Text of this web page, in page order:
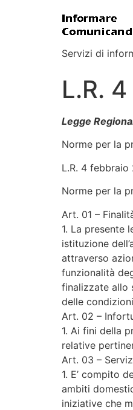
Servizi di
L.R.
Legge
Norme per la
L.R. 4
Norme per la
Art. 01 –
1. La presente
istituzione
attraverso
funzionalità
finalizzate allo
delle
Art. 02 –
1. Ai fini della
relative
Art. 03 –
1. E’ compito
ambiti
iniziative che